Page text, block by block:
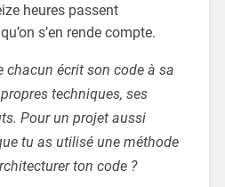
heures passent
s’en rende compte.
chacun écrit son code à sa
techniques, ses
Pour un projet aussi
tu as utilisé une méthode
ton code ?